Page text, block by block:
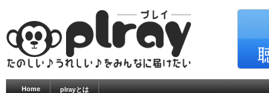
Home plrayとは